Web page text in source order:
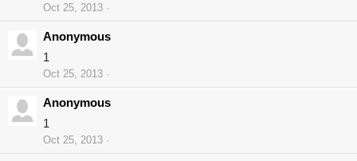
Oct 25, 2013
Anonymous
1
Oct 25, 2013
Anonymous
1
Oct 25, 2013